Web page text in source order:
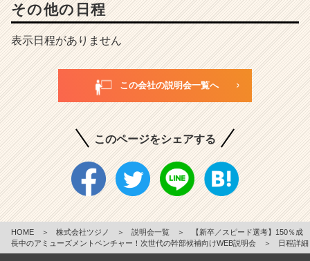
その他の日程
表示日程がありません
この会社の説明会一覧へ
このページをシェアする
HOME ＞ 株式会社ツジノ ＞ 説明会一覧 ＞
【新卒／スピード選考】150％成
長中のアミューズメントベンチャー！次世代の幹部候補向けWEB説明会
＞ 日程詳細